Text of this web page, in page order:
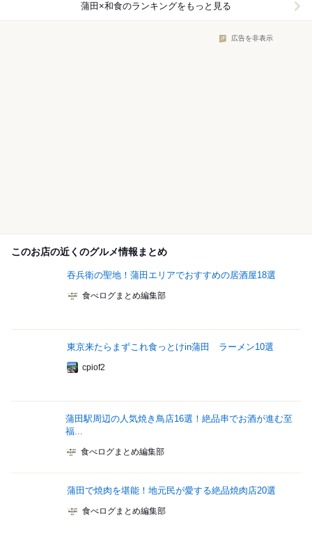
蒲田×和食のランキングをもっと見る
広告を非表示
このお店の近くのグルメ情報まとめ
吞兵衛の聖地！蒲田エリアでおすすめの居酒屋18選
食べログまとめ編集部
東京来たらまずこれ食っとけin蒲田 ラーメン10選
cpiof2
蒲田駅周辺の人気焼き鳥店16選！絶品串でお酒が進む至
福...
食べログまとめ編集部
蒲田で焼肉を堪能！地元民が愛する絶品焼肉店20選
食べログまとめ編集部